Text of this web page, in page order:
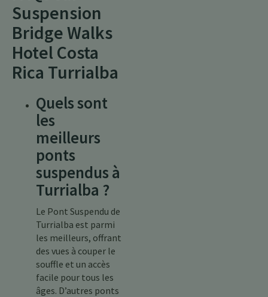
Suspension
Bridge Walks
Hotel Costa
Rica Turrialba
Quels sont
les
meilleurs
ponts
suspendus à
Turrialba ?
Le Pont Suspendu de
Turrialba est parmi
les meilleurs, offrant
des vues à couper le
souffle et un accès
facile pour tous les
âges. D’autres ponts